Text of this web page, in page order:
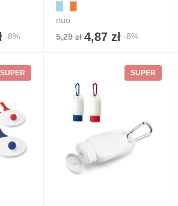
-8%
nuo
5,29 zł 4,87 zł -8%
SUPER SUPER